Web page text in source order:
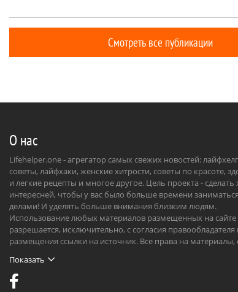
с
Смотреть все публикации
О нас
Lifehelper.one - агрегатор самых свежих новостей:
советы, лайфхаки, женские хитрости, советы по красоте,
и легкие рецепты и многое другое. Цель проекта -
интересней, чтобы у вас было больше времени
делами! И уделять больше внимания близким людям.
Использование любых материалов размещенных на
разрешается, исключительно, с согласия
размещения ссылки на источник. Все права на
Показать